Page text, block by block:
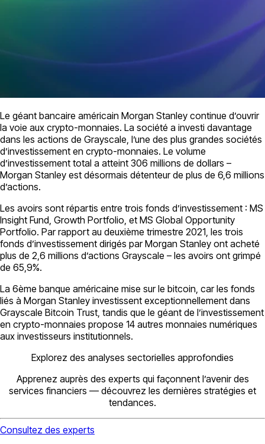
Le géant bancaire américain Morgan Stanley continue d’ouvrir
la voie aux crypto-monnaies. La société a investi davantage
dans les actions de Grayscale, l’une des plus grandes sociétés
d’investissement en crypto-monnaies. Le volume
d’investissement total a atteint 306 millions de dollars –
Morgan Stanley est désormais détenteur de plus de 6,6 millions
d’actions.
Les avoirs sont répartis entre trois fonds d’investissement : MS
Insight Fund, Growth Portfolio, et MS Global Opportunity
Portfolio. Par rapport au deuxième trimestre 2021, les trois
fonds d’investissement dirigés par Morgan Stanley ont acheté
plus de 2,6 millions d’actions Grayscale – les avoirs ont grimpé
de 65,9%.
La 6ème banque américaine mise sur le bitcoin, car les fonds
liés à Morgan Stanley investissent exceptionnellement dans
Grayscale Bitcoin Trust, tandis que le géant de l’investissement
en crypto-monnaies propose 14 autres monnaies numériques
aux investisseurs institutionnels.
Explorez des analyses sectorielles approfondies
Apprenez auprès des experts qui façonnent l’avenir des
services financiers — découvrez les dernières stratégies et
tendances.
Consultez des experts